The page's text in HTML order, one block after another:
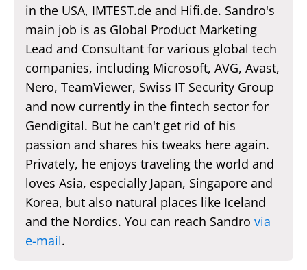
in the USA, IMTEST.de and Hifi.de. Sandro's
main job is as Global Product Marketing
Lead and Consultant for various global tech
companies, including Microsoft, AVG, Avast,
Nero, TeamViewer, Swiss IT Security Group
and now currently in the fintech sector for
Gendigital. But he can't get rid of his
passion and shares his tweaks here again.
Privately, he enjoys traveling the world and
loves Asia, especially Japan, Singapore and
Korea, but also natural places like Iceland
and the Nordics. You can reach Sandro via
e-mail.